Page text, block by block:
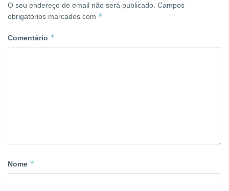
O seu endereço de email não será publicado. Campos
obrigatórios marcados com *
Comentário *
Nome *